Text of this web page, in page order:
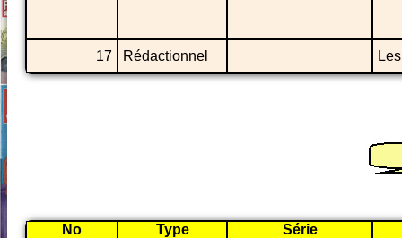
17 Rédactionnel
No Type Série